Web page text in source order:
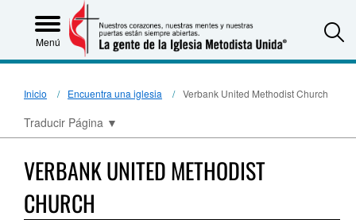
Menú
Inicio Encuentra una iglesia Verbank United Methodist Church
Traducir Página ▼
VERBANK UNITED METHODIST
CHURCH